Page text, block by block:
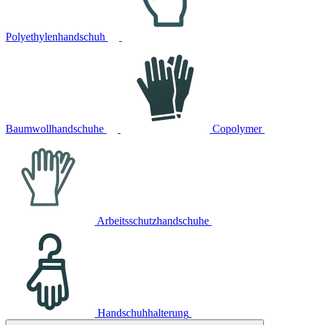
Polyethylenhandschuh
Baumwollhandschuhe Copolymer
Arbeitsschutzhandschuhe
Handschuhhalterung